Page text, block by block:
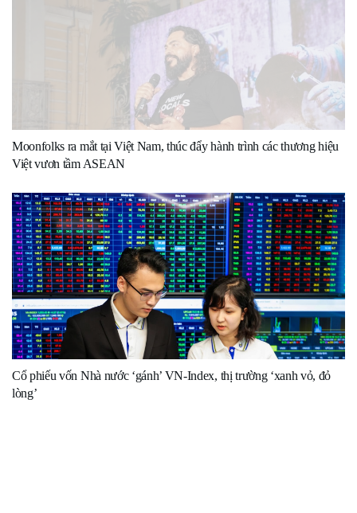
Moonfolks ra mắt tại Việt Nam, thúc đẩy hành trình các thương hiệu
Việt vươn tầm ASEAN
Cổ phiếu vốn Nhà nước ‘gánh’ VN-Index, thị trường ‘xanh vỏ, đỏ
lòng’